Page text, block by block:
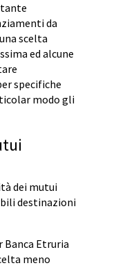
da
scelta
ed alcune
specifiche
modo gli
dei mutui
destinazioni
Banca Etruria
meno